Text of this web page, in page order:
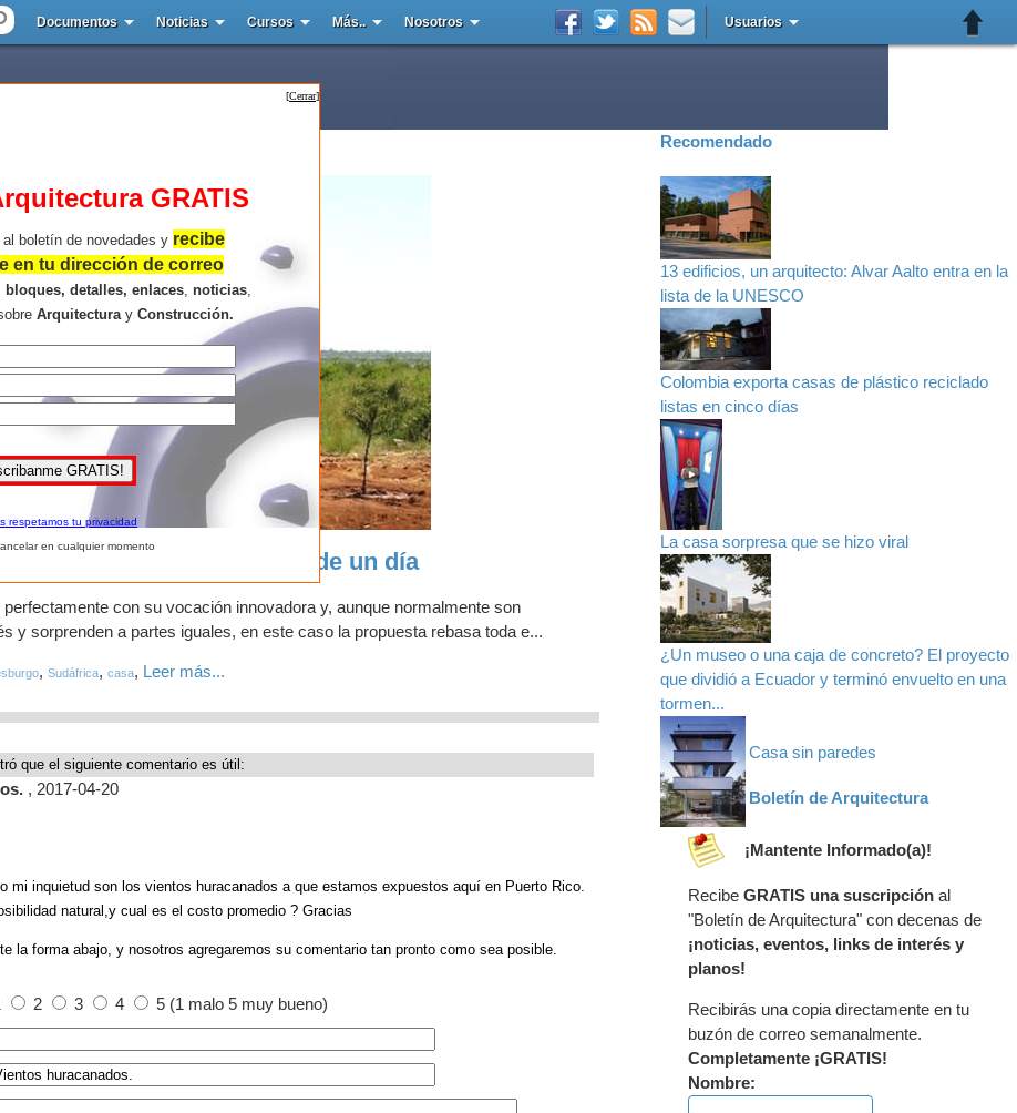
Documentos Noticias Cursos Más.. Nosotros Usuarios
se ensambla en menos de un día
con su vocación innovadora y, aunque normalmente son
y sorprenden a partes iguales, en este caso la propuesta rebasa toda e...
, Sudáfrica, casa, Leer más...
que el siguiente comentario es útil:
, 2017-04-20
mi inquietud son los vientos huracanados a que estamos expuestos aquí en Puerto Rico.
natural,y cual es el costo promedio ? Gracias
la forma abajo, y nosotros agregaremos su comentario tan pronto como sea posible.
2 3 4 5 (1 malo 5 muy bueno)
Recomendado
13 edificios, un arquitecto: Alvar Aalto entra en la
lista de la UNESCO
Colombia exporta casas de plástico reciclado
listas en cinco días
La casa sorpresa que se hizo viral
¿Un museo o una caja de concreto? El proyecto
que dividió a Ecuador y terminó envuelto en una
tormen...
Casa sin paredes
Boletín de Arquitectura
¡Mantente Informado(a)!
Recibe GRATIS una suscripción al
"Boletín de Arquitectura" con decenas de
¡noticias, eventos, links de interés y
planos!
Recibirás una copia directamente en tu
buzón de correo semanalmente.
Completamente ¡GRATIS!
Nombre:
[Cerrar]
GRATIS
al boletín de novedades y recibe
en tu dirección de correo
bloques, detalles, enlaces, noticias,
Arquitecturay Construcción.
respetamos tu privacidad
en cualquier momento